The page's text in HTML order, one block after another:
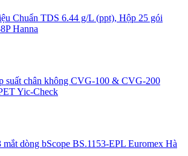
Chuẩn TDS 6.44 g/L (ppt), Hộp 25 gói
Hanna
suất chân không CVG-100 & CVG-200
Yic-Check
dòng bScope BS.1153-EPL Euromex Hà